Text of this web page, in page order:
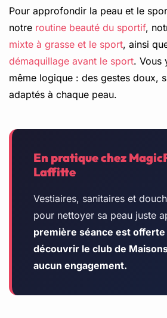
Pour approfondir la peau et le
notre routine beauté du sportif,
mixte à grasse et le sport, ainsi
démaquillage avant le sport. Vous
même logique : des gestes doux,
adaptés à chaque peau.
En pratique chez
Laffitte
Vestiaires, sanitaires et
pour nettoyer sa peau juste
première séance est
découvrir le club de
aucun engagement.